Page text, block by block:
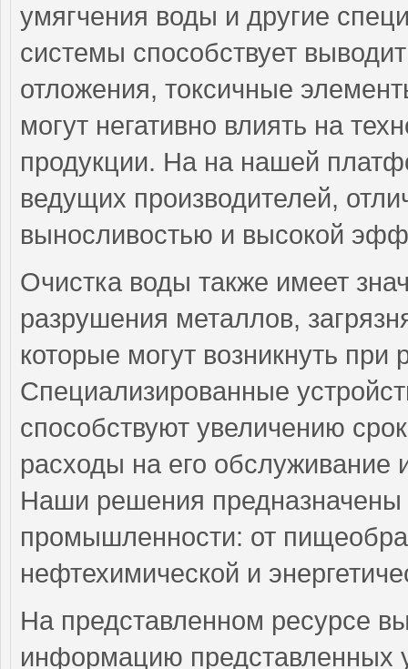
умягчения воды и другие
системы способствует
отложения, токсичные
могут негативно влиять на
продукции. На на нашей
ведущих производителей,
выносливостью и высокой
Очистка воды также имеет
разрушения металлов,
которые могут возникнуть при
Специализированные
способствуют увеличению
расходы на его обслуживание
Наши решения предназначены
промышленности: от
нефтехимической и
На представленном ресурсе
информацию представленных